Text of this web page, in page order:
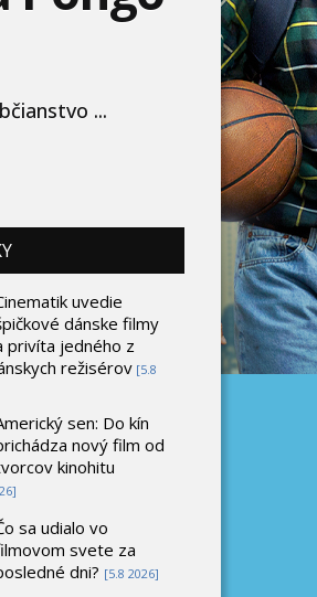
...
uvedie
dánske filmy
privíta jedného z
režisérov [5.8
sen: Do kín
nový film od
kinohitu
sa udialo vo
svete za
dni? [5.8 2026]